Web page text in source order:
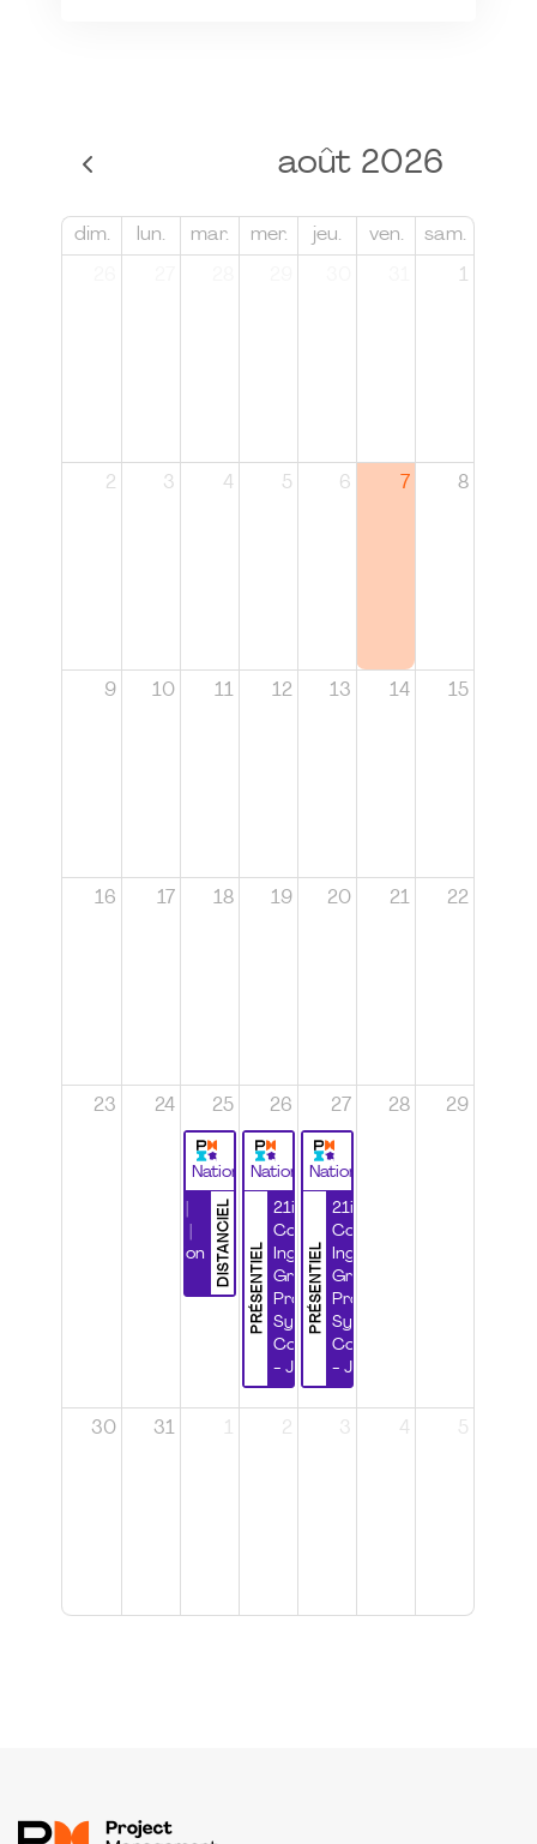
août 2026
dim. lun. mar. mer. jeu. ven. sam.
1
2 3 4 5 6 7 8
9 10 11 12 13 14 15
16 17 18 19 20 21 22
23 24 25
National
DISTANCIEL
Certification
26
National
PRÉSENTIEL
21ième
Congrès
Ingénierie
Grands
Projets et
Systèmes
Complexes
- Jour 1
27
National
PRÉSENTIEL
21ième
Congrès
Ingénierie
Grands
Projets et
Systèmes
Complexes
- Jour 2
28 29
30 31 1 2 3 4 5